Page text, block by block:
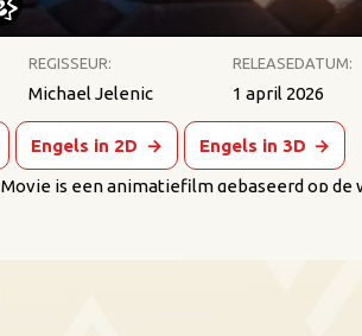
REGISSEUR: RELEASEDATUM:
Michael Jelenic 1 april 2026
Engels in 2D → Engels in 3D →
Movie is een animatiefilm gebaseerd op
Movie uit 2023, die wereldwijd meer dan
De film wordt gefinancierd door Universal
Universal Pictures.